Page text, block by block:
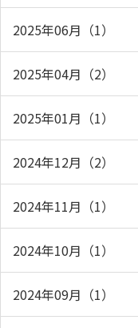
2025年06月（1）
2025年04月（2）
2025年01月（1）
2024年12月（2）
2024年11月（1）
2024年10月（1）
2024年09月（1）